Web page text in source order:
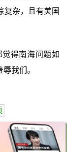
复杂，且有美国
得南海问题如
我们。